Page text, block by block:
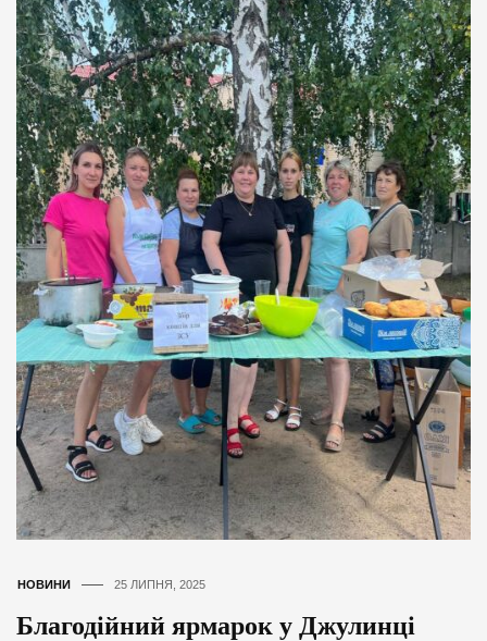
НОВИНИ 25 ЛИПНЯ, 2025
Благодійний ярмарок у Джулинці